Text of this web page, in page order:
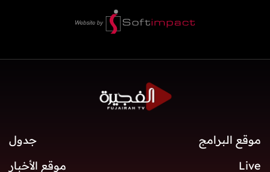
موقع البرامج
جدول
Live
موقع الأخبار